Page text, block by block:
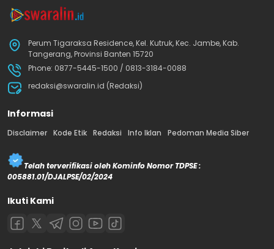
Perum Tigaraksa Residence, Kel. Kutruk, Kec. Jambe, Kab.
Tangerang, Provinsi Banten 15720
Phone: 0877-5445-1500 / 0813-3184-0088
redaksi@swaralin.id (Redaksi)
Informasi
Disclaimer Kode Etik Redaksi Info Iklan Pedoman Media Siber
Telah terverifikasi oleh Kominfo Nomor TDPSE :
005881.01/DJALPSE/02/2024
Ikuti Kami